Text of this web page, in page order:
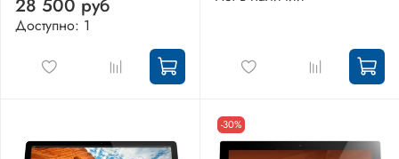
28 500 руб
Доступно: 1
-30%